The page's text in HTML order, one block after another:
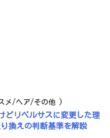
メ/ヘア/その他 )
どリベルサスに変更した理
換えの判断基準を解説